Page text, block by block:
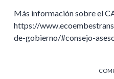
Más información sobre el
https://
de-gobierno/#consejo-